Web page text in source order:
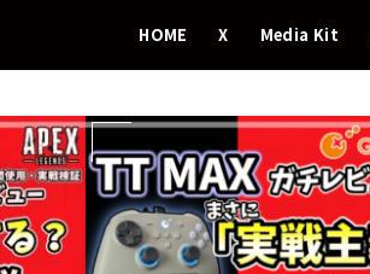
HOME X Media Kit